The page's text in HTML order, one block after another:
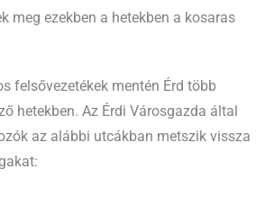
meg ezekben a hetekben a kosaras
felsővezetékek mentén Érd több
hetekben. Az Érdi Városgazda által
az alábbi utcákban metszik vissza